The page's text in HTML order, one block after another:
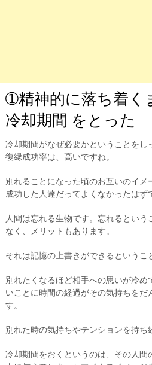
➀精神的に落ち着く
冷却期間 をとった
冷却期間がなぜ必要かということをし
復縁成功率は、高いですね。
別れることになった頃のお互いのイメ
成功した人達だってよくなかったはず
人間は忘れる生物です。忘れるとい
なく、メリットもあります。
それは記憶の上書きができるというこ
別れたくなるほど相手への思いが冷め
いことに時間の経過がその気持ちをだ
す。
別れた時の気持ちやテンションを持ち
冷却期間をおくというのは、その人間